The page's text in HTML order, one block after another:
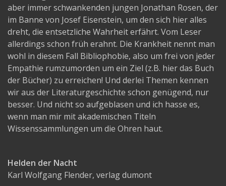
aber immer schwankenden jungen Jonathan Rosen, der
im Banne von Josef Eisenstein, um den sich hier alles
dreht, die entsetzliche Wahrheit erfährt. Vom Leser
allerdings schon früh erahnt. Die Krankheit nennt man
wohl in diesem Fall Bibliophobie, also um frei von jeder
Empathie rumzumorden um ein Ziel (z.B. hier das Buch
der Bücher) zu erreichen! Und derlei Themen kennen
wir aus der Literaturgeschichte schon genügend, nur
besser. Und nicht so aufgeblasen und ich hasse es,
wenn man mir mit akademischen Titeln
Wissenssammlungen um die Ohren haut.
Helden der Nacht
Karl Wolfgang Flender, verlag dumont